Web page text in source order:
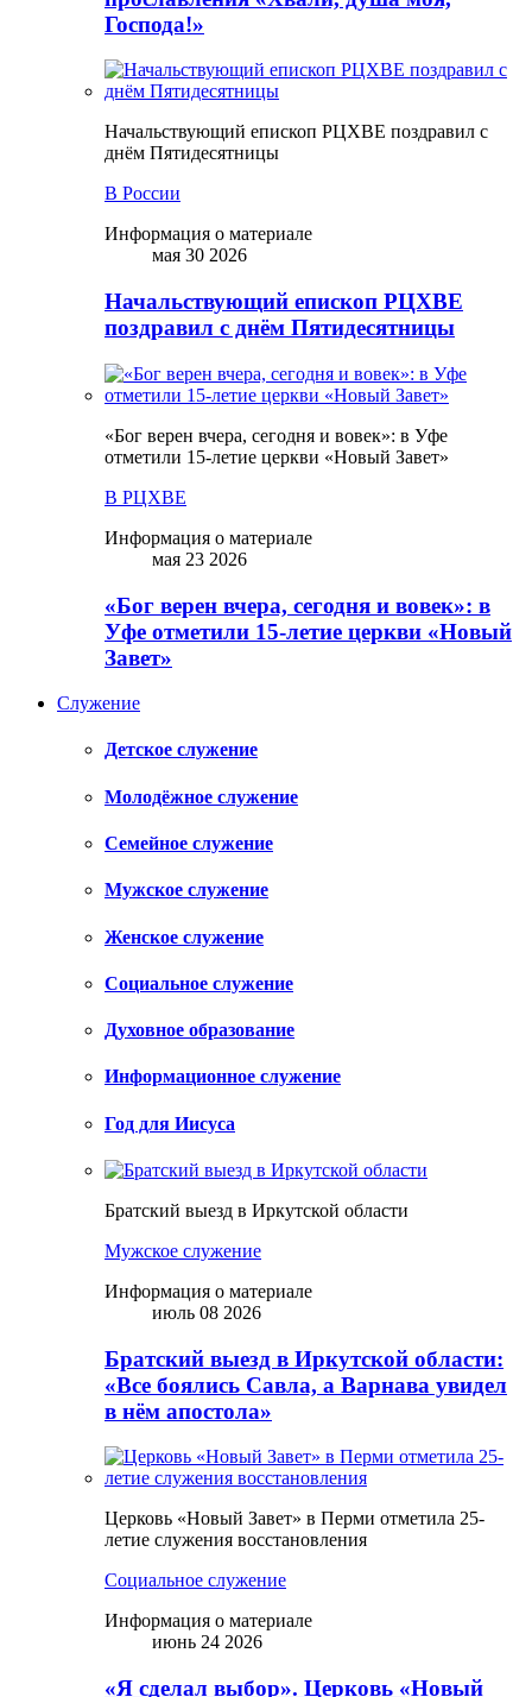
Господа!»
Начальствующий епископ РЦХВЕ поздравил с
днём Пятидесятницы
В России
Информация о материале
мая 30 2026
Начальствующий епископ РЦХВЕ
поздравил с днём Пятидесятницы
«Бог верен вчера, сегодня и вовек»: в Уфе
отметили 15-летие церкви «Новый Завет»
В РЦХВЕ
Информация о материале
мая 23 2026
«Бог верен вчера, сегодня и вовек»: в
Уфе отметили 15-летие церкви «Новый
Завет»
Служение
Детское служение
Молодёжное служение
Семейное служение
Мужское служение
Женское служение
Социальное служение
Духовное образование
Информационное служение
Год для Иисуса
Братский выезд в Иркутской области
Мужское служение
Информация о материале
июль 08 2026
Братский выезд в Иркутской области:
«Все боялись Савла, а Варнава увидел
в нём апостола»
Церковь «Новый Завет» в Перми отметила 25-
летие служения восстановления
Социальное служение
Информация о материале
июнь 24 2026
«Я сделал выбор». Церковь «Новый